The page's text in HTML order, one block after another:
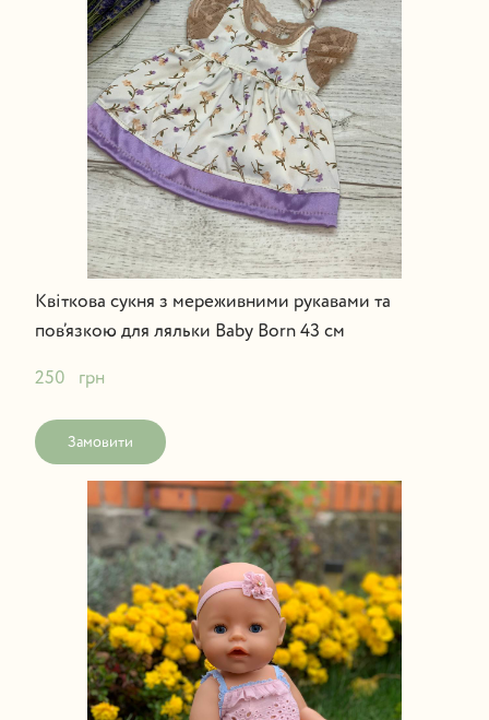
Квіткова сукня з мереживними рукавами та
пов’язкою для ляльки Baby Born 43 см
250   грн
Замовити